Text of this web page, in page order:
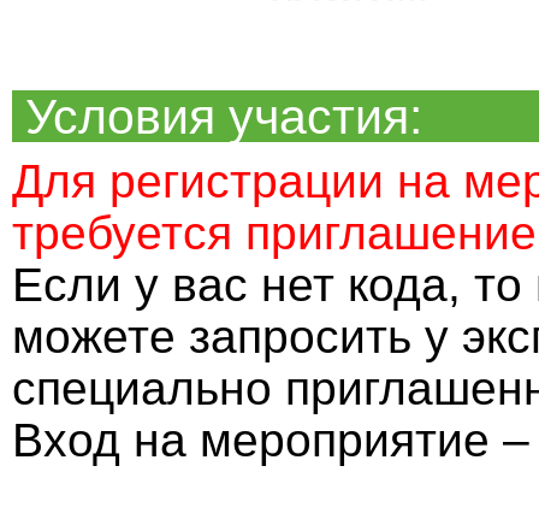
Условия участия:
Для регистрации на
требуется
Если у вас нет кода,
можете запросить у
специально
Вход на мероприятие